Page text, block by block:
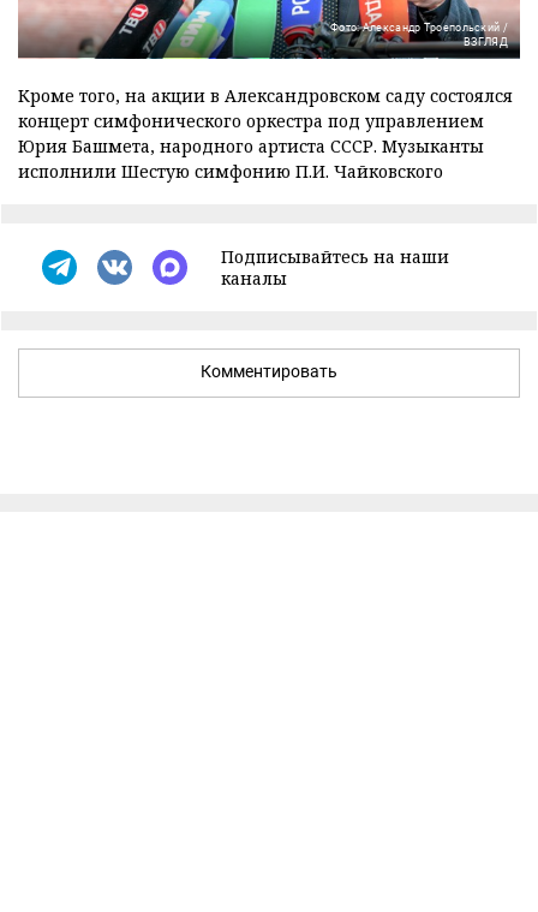
Фото: Александр Троепольский /
ВЗГЛЯД
Кроме того, на акции в Александровском саду состоялся
концерт симфонического оркестра под управлением
Юрия Башмета, народного артиста СССР. Музыканты
исполнили Шестую симфонию П.И. Чайковского
Подписывайтесь на наши
каналы
Комментировать